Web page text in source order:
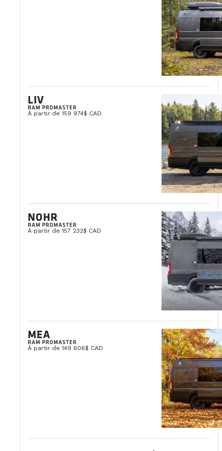
LIV
RAM PROMASTER
À partir de 159 974$ CAD
NOHR
RAM PROMASTER
À partir de 157 232$ CAD
MEA
RAM PROMASTER
À partir de 149 606$ CAD